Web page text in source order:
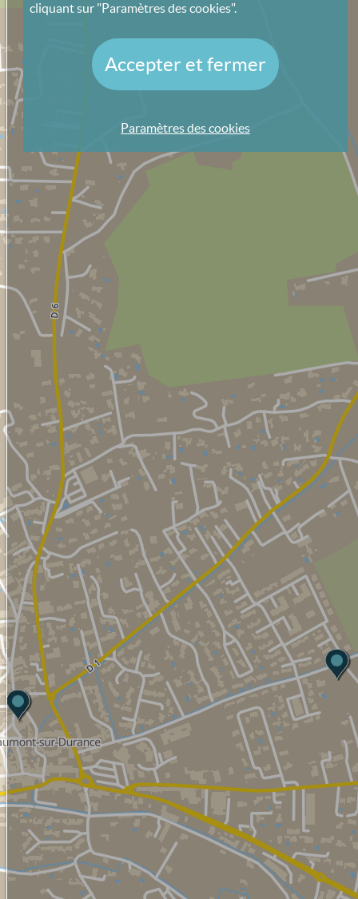
cliquant sur "Paramètres des cookies".
Paramètres des cookies
Accepter et fermer